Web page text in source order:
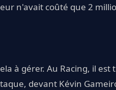
n'avait coûté que 2
à gérer. Au Racing, il est
devant Kévin